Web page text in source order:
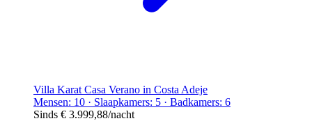
Villa Karat Casa Verano in Costa Adeje
Mensen: 10 · Slaapkamers: 5 · Badkamers: 6
Sinds € 3.999,88/nacht